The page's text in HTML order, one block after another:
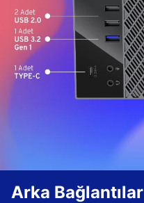
Arka Bağlantılar